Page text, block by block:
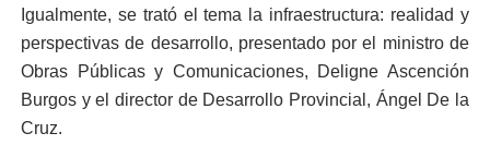
Igualmente, se trató el tema la infraestructura: realidad y
perspectivas de desarrollo, presentado por el ministro de
Obras Públicas y Comunicaciones, Deligne Ascención
Burgos y el director de Desarrollo Provincial, Ángel De la
Cruz.